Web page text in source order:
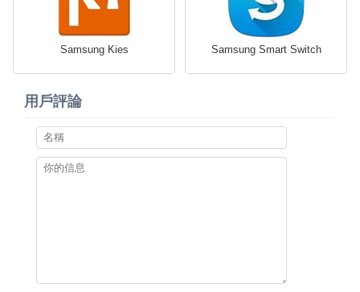
Samsung Kies Samsung Smart Switch
用戶評論